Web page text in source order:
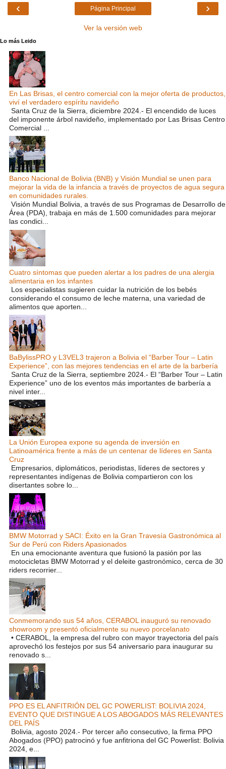
‹ ›
Página Principal
Ver la versión web
Lo más Leido
En Las Brisas, el centro comercial con la mejor oferta de productos,
viví el verdadero espíritu navideño
Santa Cruz de la Sierra, diciembre 2024.- El encendido de luces
del imponente árbol navideño, implementado por Las Brisas Centro
Comercial ...
Banco Nacional de Bolivia (BNB) y Visión Mundial se unen para
mejorar la vida de la infancia a través de proyectos de agua segura
en comunidades rurales.
Visión Mundial Bolivia, a través de sus Programas de Desarrollo de
Área (PDA), trabaja en más de 1.500 comunidades para mejorar
las condici...
Cuatro síntomas que pueden alertar a los padres de una alergia
alimentaria en los infantes
Los especialistas sugieren cuidar la nutrición de los bebés
considerando el consumo de leche materna, una variedad de
alimentos que aporten...
BaBylissPRO y L3VEL3 trajeron a Bolivia el “Barber Tour – Latin
Experience”, con las mejores tendencias en el arte de la barbería
Santa Cruz de la Sierra, septiembre 2024.- El “Barber Tour – Latin
Experience” uno de los eventos más importantes de barbería a
nivel inter...
La Unión Europea expone su agenda de inversión en
Latinoamérica frente a más de un centenar de líderes en Santa
Cruz
Empresarios, diplomáticos, periodistas, líderes de sectores y
representantes indígenas de Bolivia compartieron con los
disertantes sobre lo...
BMW Motorrad y SACI: Éxito en la Gran Travesía Gastronómica al
Sur de Perú con Riders Apasionados
En una emocionante aventura que fusionó la pasión por las
motocicletas BMW Motorrad y el deleite gastronómico, cerca de 30
riders recorrier...
Conmemorando sus 54 años, CERABOL inauguró su renovado
showroom y presentó oficialmente su nuevo porcelanato
• CERABOL, la empresa del rubro con mayor trayectoria del país
aprovechó los festejos por sus 54 aniversario para inaugurar su
renovado s...
PPO ES EL ANFITRIÓN DEL GC POWERLIST: BOLIVIA 2024,
EVENTO QUE DISTINGUE A LOS ABOGADOS MÁS RELEVANTES
DEL PAÍS
Bolivia, agosto 2024.- Por tercer año consecutivo, la firma PPO
Abogados (PPO) patrocinó y fue anfitriona del GC Powerlist: Bolivia
2024, e...